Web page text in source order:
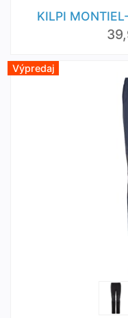
KILPI
Výpredaj